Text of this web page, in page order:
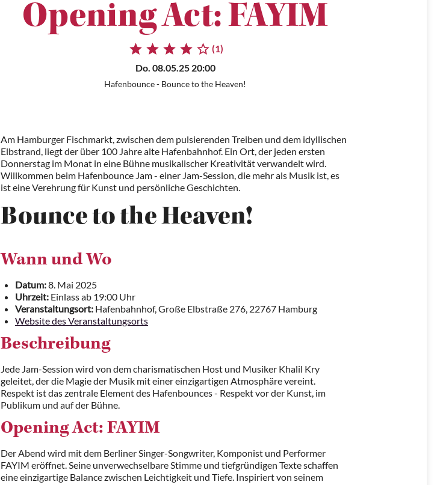
Opening Act: FAYIM
(1)
Do. 08.05.25 20:00
Hafenbounce - Bounce to the Heaven!
Am Hamburger Fischmarkt, zwischen dem pulsierenden Treiben und dem idyllischen
Elbstrand, liegt der über 100 Jahre alte Hafenbahnhof. Ein Ort, der jeden ersten
Donnerstag im Monat in eine Bühne musikalischer Kreativität verwandelt wird.
Willkommen beim Hafenbounce Jam - einer Jam-Session, die mehr als Musik ist, es
ist eine Verehrung für Kunst und persönliche Geschichten.
Bounce to the Heaven!
Wann und Wo
Datum:8. Mai 2025
Uhrzeit: Einlass ab 19:00 Uhr
Veranstaltungsort: Hafenbahnhof, Große Elbstraße 276, 22767 Hamburg
Website des Veranstaltungsorts
Beschreibung
Jede Jam-Session wird von dem charismatischen Host und Musiker Khalil Kry
geleitet, der die Magie der Musik mit einer einzigartigen Atmosphäre vereint.
Respekt ist das zentrale Element des Hafenbounces - Respekt vor der Kunst, im
Publikum und auf der Bühne.
Opening Act: FAYIM
Der Abend wird mit dem Berliner Singer-Songwriter, Komponist und Performer
FAYIM eröffnet. Seine unverwechselbare Stimme und tiefgründigen Texte schaffen
eine einzigartige Balance zwischen Leichtigkeit und Tiefe. Inspiriert von seinem